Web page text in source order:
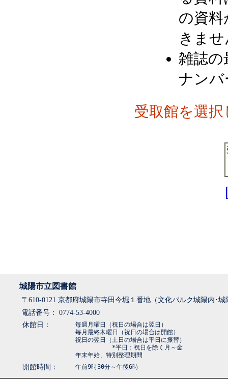
の資料
きま
雑誌の
ナン
受取館を選
城陽市立図書館
〒610-0121 京都府城陽市寺田今堀１番地（文化パルク城陽内･
電話番号： 0774-53-4000
休館日：
毎週月曜日（祝日の場合は翌日）
毎月最終木曜日（祝日の場合は開館）
祝日の翌日（土日の場合は平日に振替）
*平日：祝日を除く月～金
年末年始、特別整理期間
開館時間： 午前9時30分～午後6時